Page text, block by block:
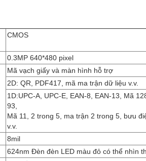
CMOS
0.3MP 640*480 pixel
Mã vạch giấy và màn hình hỗ trợ
2D: QR, PDF417, mã ma trận dữ liệu v.v.
1D:UPC-A, UPC-E, EAN-8, EAN-13, Mã
93,
Mã 11, 2 trong 5, ma trận 2 trong 5, bưu
v.v.
8mil
624nm Đèn đèn LED màu đỏ có thể nhìn